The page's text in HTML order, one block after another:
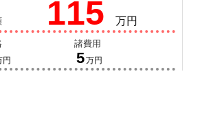
115 万円
円
諸費用
5万円